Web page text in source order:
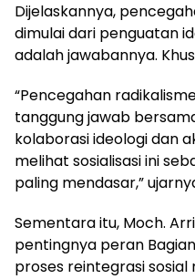
Dijelaskannya,
dimulai dari penguatan
adalah jawabannya.
“Pencegahan
tanggung jawab
kolaborasi ideologi dan
melihat sosialisasi ini
paling mendasar,”
Sementara itu, Moch.
pentingnya peran
proses reintegrasi